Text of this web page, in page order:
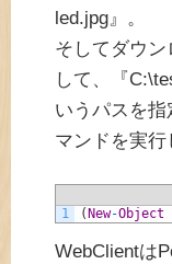
led.jpg』。
そしてダウ
して、『
いうパスを
マンドを実行
1 ( New-Object
WebClientは